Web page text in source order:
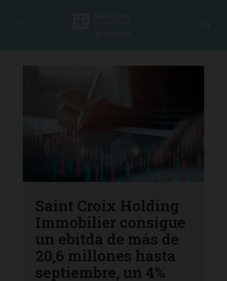
Saint Croix Holding
Immobilier consigue
un ebitda de más de
20,6 millones hasta
septiembre, un 4%